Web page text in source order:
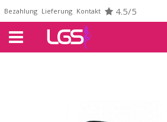
Bezahlung Lieferung Kontakt 4.5/5